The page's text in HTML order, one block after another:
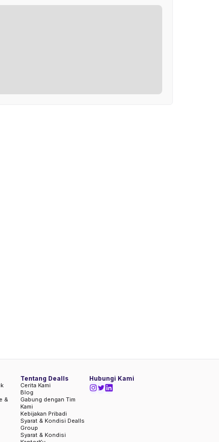
&
Hubungi Kami
Tentang Dealls
Cerita Kami
Blog
Gabung dengan Tim
Kami
Kebijakan Pribadi
Syarat & Kondisi Dealls
Group
Syarat & Kondisi